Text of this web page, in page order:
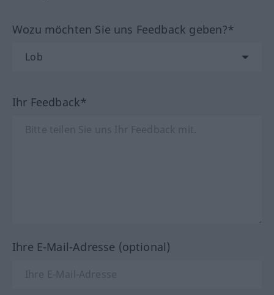
Wozu möchten Sie uns Feedback geben?*
Ihr Feedback*
Ihre E-Mail-Adresse (optional)